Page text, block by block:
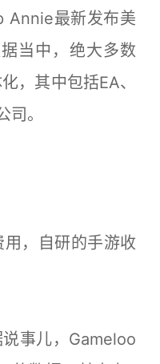
Annie最新发布美
当中，绝大多数
，其中包括EA、
。
，自研的手游收
事儿，Gameloo